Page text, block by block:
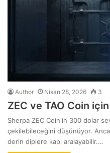
Author Nisan 28, 2026 3
ZEC ve TAO Coin
Sherpa ZEC Coin'in 300 dolar
çekilebileceğini düşünüyor.
derin diplere kapı aralayabilir.…